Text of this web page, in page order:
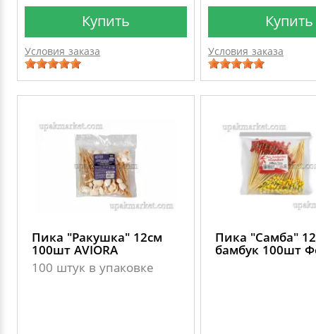
Купить
Условия заказа
Купить
Условия заказа
Пика "Ракушка" 12см
100шт AVIORA
100 штук в упаковке
Пика "Самба"
бамбук 100шт